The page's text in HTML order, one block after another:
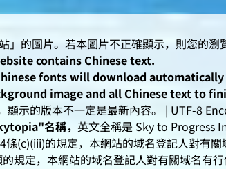
contains Chinese text.
fonts will download
image and all Chinese text to
顯示的版本不一定是最新內容。 | UTF-8
名稱， 英文全稱是 Sky to Progress
(c)(iii)的規定，本網站的域名登記人對有關
規定，本網站的域名登記人對有關域名有行